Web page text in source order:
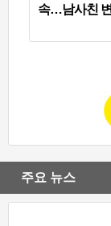
속…남사친 변
주요 뉴스